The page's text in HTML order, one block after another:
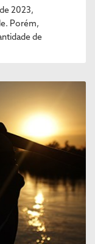
2023,
Porém,
de